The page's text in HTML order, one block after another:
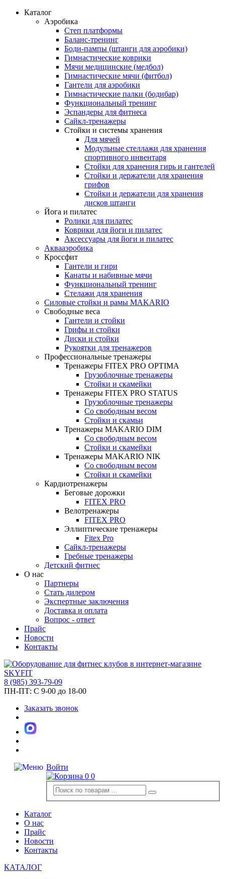
Каталог
Аэробика
Степ платформы
Баланс-тренинг
Боди-пампы (штанги для аэробики)
Гимнастические коврики
Мячи медицинские (медбол)
Гимнастические мячи (фитбол)
Гантели для аэробики
Гимнастические палки (бодибар)
Функциональный тренинг
Эспандеры для фитнеса
Сайкл-тренажеры
Стойки и системы хранения
Для мячей
Модульные стеллажи для хранения
спортивного инвентаря
Стойки для хранения гирь и гантелей
Стойки и держатели для хранения
грифов
Стойки и держатели для хранения
дисков штанги
Йога и пилатес
Ролики для пилатес
Коврики для йоги и пилатес
Аксессуары для йоги и пилатес
Аквааэробика
Кроссфит
Гантели и гири
Канаты и набивные мячи
Функциональный тренинг
Стелажи для хранения
Силовые стойки и рамы MAKARIO
Свободные веса
Гантели и стойки
Грифы и стойки
Диски и стойки
Рукоятки для тренажеров
Профессиональные тренажеры
Тренажеры FITEX PRO OPTIMA
Грузоблочные тренажеры
Стойки и скамейки
Тренажеры FITEX PRO STATUS
Грузоблочные тренажеры
Со свободным весом
Стойки и скамьи
Тренажеры MAKARIO DIM
Со свободным весом
Стойки и скамейки
Тренажеры MAKARIO NIK
Со свободным весом
Стойки и скамейки
Кардиотренажеры
Беговые дорожки
FITEX PRO
Велотренажеры
FITEX PRO
Эллиптические тренажеры
Fitex Pro
Сайкл-тренажеры
Гребные тренажеры
Детский фитнес
О нас
Партнеры
Стать дилером
Экспертные заключения
Доставка и оплата
Вопрос - ответ
Прайс
Новости
Контакты
8 (985) 393-79-09
ПН-ПТ: С 9-00 до 18-00
Заказать звонок
Войти
0 0
Каталог
О нас
Прайс
Новости
Контакты
КАТАЛОГ